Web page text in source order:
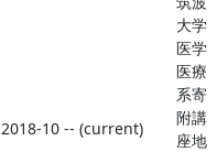
2018-10 -- (current)
大学
医学
医療
系寄
附講
座地